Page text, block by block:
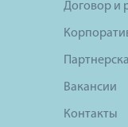
Договор и
Вакансии
Контакты